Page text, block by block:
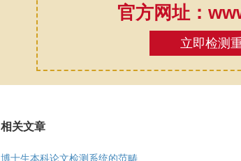
官方网址：
立即检测
相关文章
博士生本科论文检测系统的范畴